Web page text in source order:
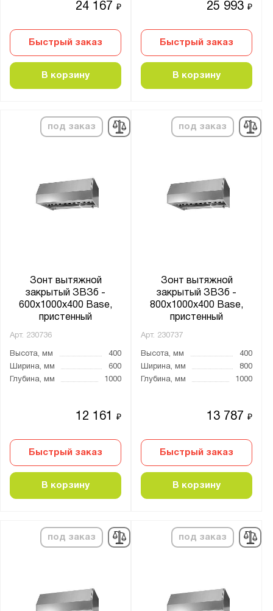
24 167₽
Быстрый заказ
В корзину
25 993₽
Быстрый заказ
В корзину
под заказ
Зонт вытяжной
закрытый ЗВЗб -
600x1000x400 Base,
пристенный
Арт. 230736
Высота, мм
400
Ширина, мм
600
Глубина, мм
1000
12 161₽
Быстрый заказ
В корзину
под заказ
Зонт вытяжной
закрытый ЗВЗб -
800x1000x400 Base,
пристенный
Арт. 230737
Высота, мм
400
Ширина, мм
800
Глубина, мм
1000
13 787₽
Быстрый заказ
В корзину
под заказ под заказ